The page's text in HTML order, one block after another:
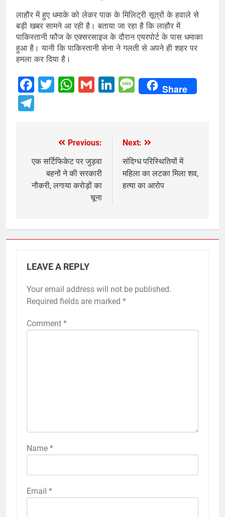
लाहौर में हुए धमाके को लेकर पाक के मिलिट्री सूत्रों के हवाले से
बड़ी खबर सामने आ रही है। बताया जा रहा है कि लाहौर में
पाकिस्तानी फौज के एक्सरसाइज के दौरान एयरपोर्ट के पास धमाका
हुआ है। यानी कि पाकिस्तानी सेना ने गलती से अपने ही शहर पर
हमला कर दिया है।
Facebook
Twitter
WhatsApp
GmailLinkedIn
Message
Share
navigation
Previous:
एक सर्टिफिकेट पर जुड़वा
बहनों ने की सरकारी
नौकरी, लगाया करोड़ों का
चूना
Next:
संदिग्ध परिस्थितियों में
महिला का लटका मिला शव,
हत्या का आरोप
LEAVE A REPLY
Your email address will not be published.
Required fields are marked *
Comment *
Name *
Email *